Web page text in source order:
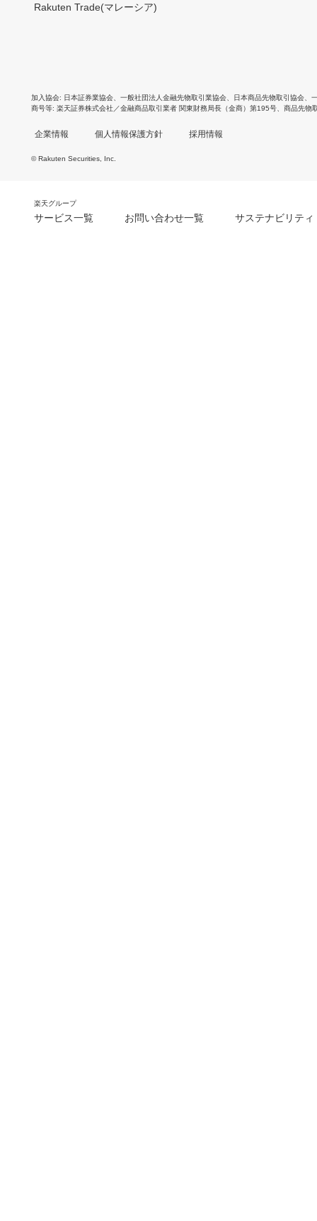
Rakuten Trade(マレーシア)
加入協会 日本証券業協会 一般社団法人金融先物取引業協会 日本商品先物取引協会
商号等 楽天証券株式会社／金融商品取引業者 関東財務局長（金商）第195号、商品先物
企業情報 個人情報保護方針 採用情報
© Rakuten Securities, Inc.
楽天グループ
サービス一覧 お問い合わせ一覧 サステナビリティ